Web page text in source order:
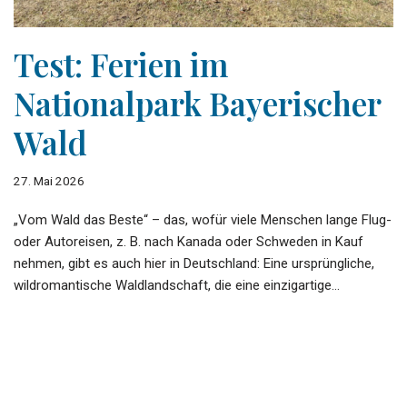
Test: Ferien im
Nationalpark Bayerischer
Wald
27. Mai 2026
„Vom Wald das Beste“ – das, wofür viele Menschen lange Flug-
oder Autoreisen, z. B. nach Kanada oder Schweden in Kauf
nehmen, gibt es auch hier in Deutschland: Eine ursprüngliche,
wildromantische Waldlandschaft, die eine einzigartige…